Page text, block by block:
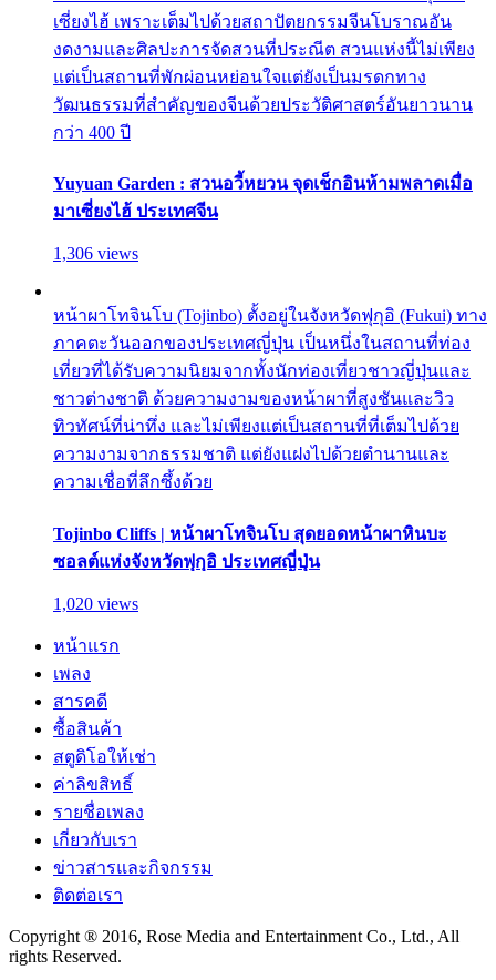
เซี่ยงไฮ้ เพราะเต็มไปด้วยสถาปัตยกรรมจีนโบราณอัน
งดงามและศิลปะการจัดสวนที่ประณีต สวนแห่งนี้ไม่เพียง
แต่เป็นสถานที่พักผ่อนหย่อนใจแต่ยังเป็นมรดกทาง
วัฒนธรรมที่สำคัญของจีนด้วยประวัติศาสตร์อันยาวนาน
กว่า 400 ปี
Yuyuan Garden : สวนอวี้หยวน จุดเช็กอินห้ามพลาดเมื่อ
มาเซี่ยงไฮ้ ประเทศจีน
1,306 views
หน้าผาโทจินโบ (Tojinbo) ตั้งอยู่ในจังหวัดฟุกุอิ (Fukui) ทาง
ภาคตะวันออกของประเทศญี่ปุ่น เป็นหนึ่งในสถานที่ท่อง
เที่ยวที่ได้รับความนิยมจากทั้งนักท่องเที่ยวชาวญี่ปุ่นและ
ชาวต่างชาติ ด้วยความงามของหน้าผาที่สูงชันและวิว
ทิวทัศน์ที่น่าทึ่ง และไม่เพียงแต่เป็นสถานที่ที่เต็มไปด้วย
ความงามจากธรรมชาติ แต่ยังแฝงไปด้วยตำนานและ
ความเชื่อที่ลึกซึ้งด้วย
Tojinbo Cliffs | หน้าผาโทจินโบ สุดยอดหน้าผาหินบะ
ซอลต์แห่งจังหวัดฟุกุอิ ประเทศญี่ปุ่น
1,020 views
หน้าแรก
เพลง
สารคดี
ซื้อสินค้า
สตูดิโอให้เช่า
ค่าลิขสิทธิ์
รายชื่อเพลง
เกี่ยวกับเรา
ข่าวสารและกิจกรรม
ติดต่อเรา
Copyright ® 2016, Rose Media and Entertainment Co., Ltd., All
rights Reserved.